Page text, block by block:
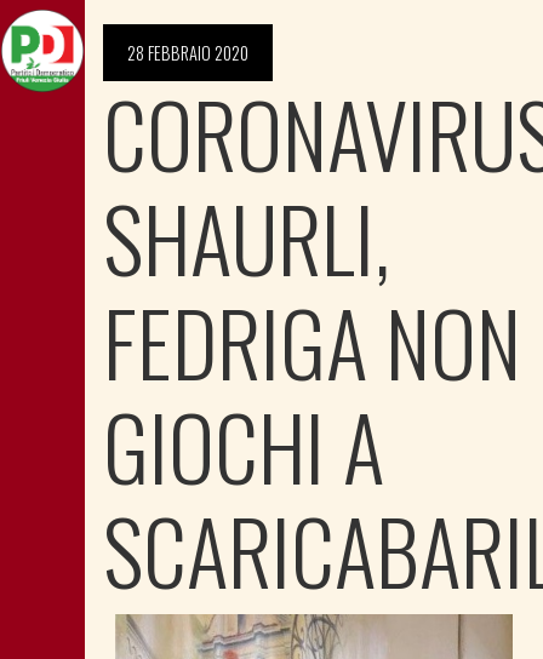
28 FEBBRAIO 2020
SHAURLI,
FEDRIGA NON
GIOCHI A